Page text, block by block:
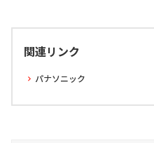
関連リンク
パナソニック